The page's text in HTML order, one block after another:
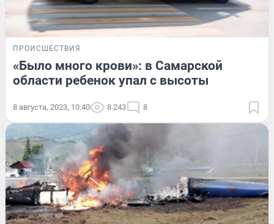
ПРОИСШЕСТВИЯ
«Было много крови»: в Самарской
области ребенок упал с высоты
8 августа, 2023, 10:40 8 243 8